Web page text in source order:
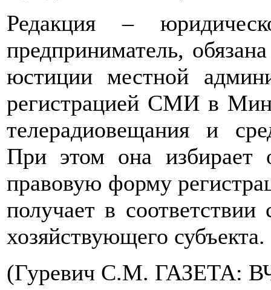
Редакция –
предприниматель,
юстиции местной
регистрацией СМИ в
телерадиовещания и
При этом она избирает
правовую форму
получает в
хозяйствующего субъекта.
(Гуревич С.М. ГАЗЕТА: